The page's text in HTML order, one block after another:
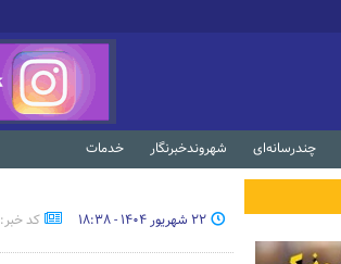
چندرسانه‌ای شهروندخبرنگار خدمات
۲۲ شهریور ۱۴۰۴ - ۱۸:۳۸ کد خبر: 45513